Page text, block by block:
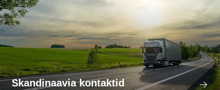
Skandinaavia kontaktid